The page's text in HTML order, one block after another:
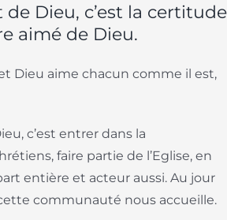
Dieu, c’est la certitude
aimé de Dieu.
Dieu aime chacun comme il est,
c’est entrer dans la
faire partie de l’Eglise, en
entière et acteur aussi. Au jour
communauté nous accueille.